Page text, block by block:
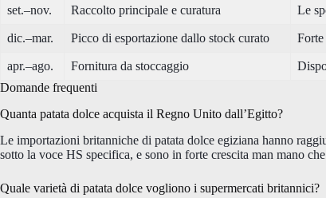
set.–nov. Raccolto principale e curatura Le
dic.–mar. Picco di esportazione dallo stock curato
apr.–ago. Fornitura da stoccaggio
Domande frequenti
Quanta patata dolce acquista il Regno Unito dall’Egitto?
Le importazioni britanniche di patata dolce egiziana hanno
sotto la voce HS specifica, e sono in forte crescita man mano
Quale varietà di patata dolce vogliono i supermercati britannici?